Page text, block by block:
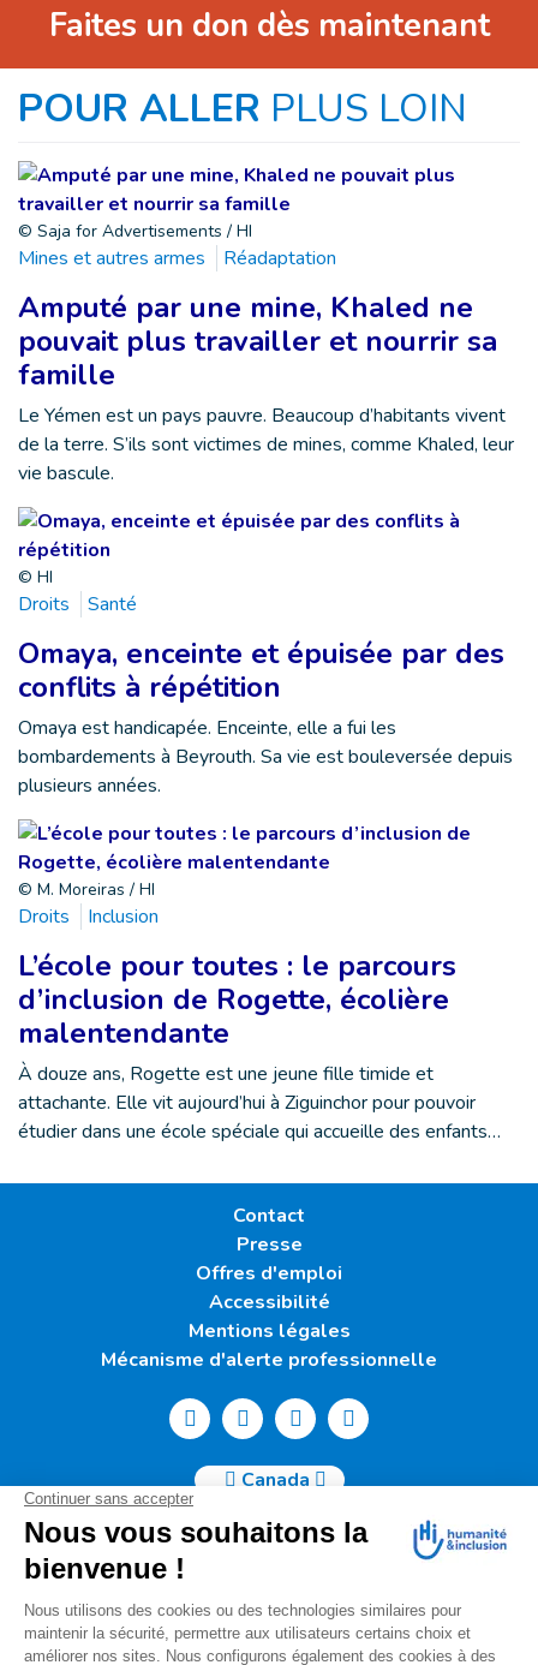
Faites un don dès maintenant
POUR ALLER PLUS LOIN
© Saja for Advertisements / HI
Mines et autres armes Réadaptation
Amputé par une mine, Khaled ne
pouvait plus travailler et nourrir sa
famille
Le Yémen est un pays pauvre. Beaucoup d’habitants vivent
de la terre. S’ils sont victimes de mines, comme Khaled, leur
vie bascule.
© HI
Droits Santé
Omaya, enceinte et épuisée par des
conflits à répétition
Omaya est handicapée. Enceinte, elle a fui les
bombardements à Beyrouth. Sa vie est bouleversée depuis
plusieurs années.
© M. Moreiras / HI
Droits Inclusion
L’école pour toutes : le parcours
d’inclusion de Rogette, écolière
malentendante
À douze ans, Rogette est une jeune fille timide et
attachante. Elle vit aujourd’hui à Ziguinchor pour pouvoir
étudier dans une école spéciale qui accueille des enfants…
Contact
Presse
Offres d'emploi
Accessibilité
Mentions légales
Mécanisme d'alerte professionnelle
Canada
Humanité & Inclusion Canada | 50, Sainte-Catherine Ouest -
Suite 500b | H2X 3V4 Montréal